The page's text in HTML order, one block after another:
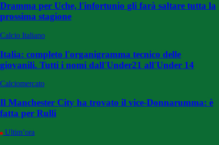
Dramma per Uche, l'infortunio gli farà saltare tutta la
prossima stagione
Calcio Italiano
Italia: completo l'organigramma tecnico delle
giovanili. Tutti i nomi dall'Under21 all'Under 14
Calciomercato
Il Manchester City ha trovato il vice-Donnarumma: è
fatta per Rulli
Ultim’ora